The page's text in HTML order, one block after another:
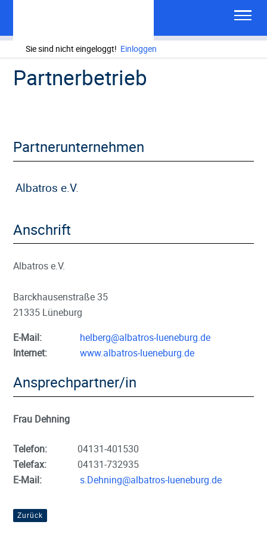
Sie sind nicht eingeloggt! Einloggen
Partnerbetrieb
Partnerunternehmen
Albatros e.V.
Anschrift
Albatros e.V.
Barckhausenstraße 35
21335 Lüneburg
E-Mail:
helberg@albatros-lueneburg.de
Internet:
www.albatros-lueneburg.de
Ansprechpartner/in
Frau Dehning
Telefon:
04131-401530
Telefax:
04131-732935
E-Mail:
s.Dehning@albatros-lueneburg.de
Zurück